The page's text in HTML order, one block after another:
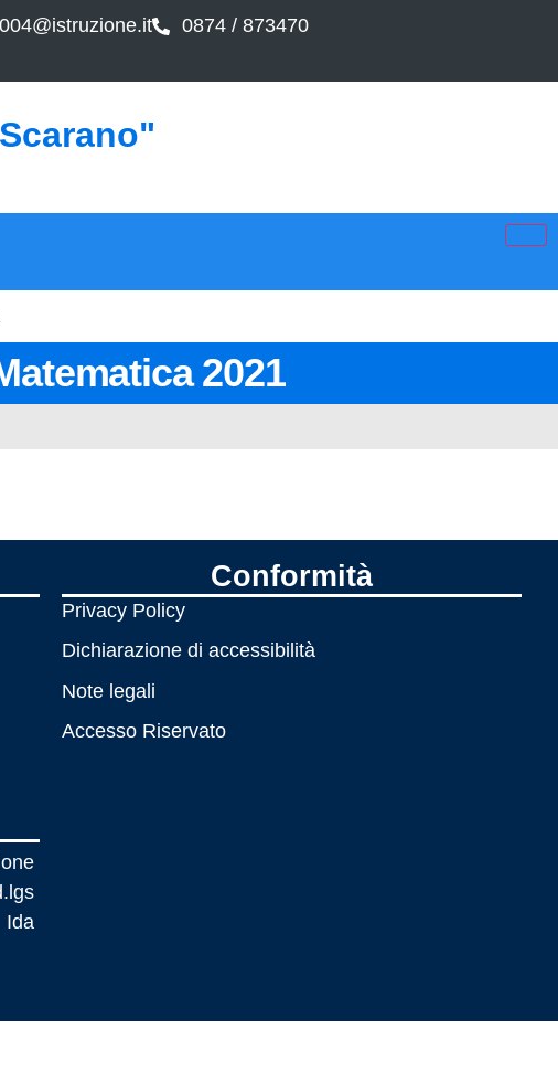
0874 / 873470
2021
Conformità
Privacy Policy
Dichiarazione di accessibilità
Note legali
Accesso Riservato